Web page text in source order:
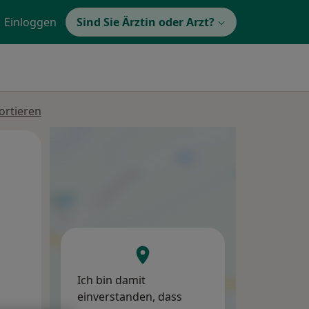
Einloggen Sind Sie Ärztin oder Arzt?
Ich bin damit
einverstanden, dass